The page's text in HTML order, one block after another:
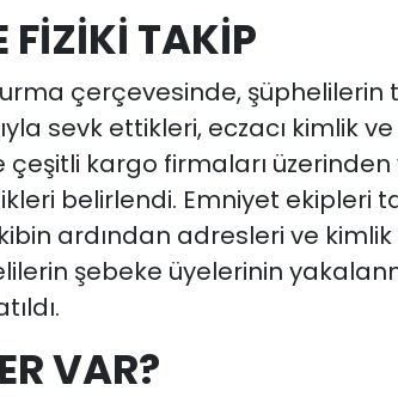
FİZİKİ TAKİP
çerçevesinde, şüphelilerin
sevk ettikleri, eczacı kimlik
kargo firmaları üzerinden
belirlendi. Emniyet ekipleri
ardından adresleri ve
şebeke üyelerinin
VAR?